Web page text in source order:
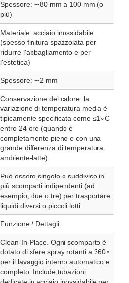
Spessore: ∼80 mm a 100 mm (o
più)
Materiale: acciaio inossidabile
(spesso finitura spazzolata per
ridurre l'abbagliamento e per
l'estetica)
Spessore: ∼2 mm
Conservazione del calore: la
variazione di temperatura media è
tipicamente specificata come ≤1∘C
entro 24 ore (quando è
completamente pieno e con una
grande differenza di temperatura
ambiente-latte).
Può essere singolo o suddiviso in
più scomparti indipendenti (ad
esempio, due o tre) per trasportare
liquidi diversi o piccoli lotti.
Funzione / Dettagli
Clean-In-Place. Ogni scomparto è
dotato di sfere spray rotanti a 360∘
per il lavaggio interno automatico e
completo. Include tubazioni